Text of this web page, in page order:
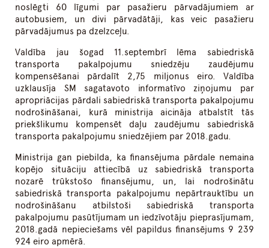
noslēgti 60 līgumi par pasažieru pārvadājumiem ar
autobusiem, un divi pārvadātāji, kas veic pasažieru
pārvadājumus pa dzelzceļu.
Valdība jau šogad 11.septembrī lēma sabiedriskā
transporta pakalpojumu sniedzēju zaudējumu
kompensēšanai pārdalīt 2,75 miljonus eiro. Valdība
uzklausīja SM sagatavoto informatīvo ziņojumu par
apropriācijas pārdali sabiedriskā transporta pakalpojumu
nodrošināšanai, kurā ministrija aicināja atbalstīt tās
priekšlikumu kompensēt daļu zaudējumu sabiedriskā
transporta pakalpojumu sniedzējiem par 2018.gadu.
Ministrija gan piebilda, ka finansējuma pārdale nemaina
kopējo situāciju attiecībā uz sabiedriskā transporta
nozarē trūkstošo finansējumu, un, lai nodrošinātu
sabiedriskā transporta pakalpojumu nepārtrauktību un
nodrošināšanu atbilstoši sabiedriskā transporta
pakalpojumu pasūtījumam un iedzīvotāju pieprasījumam,
2018.gadā nepieciešams vēl papildus finansējums 9 239
924 eiro apmērā.